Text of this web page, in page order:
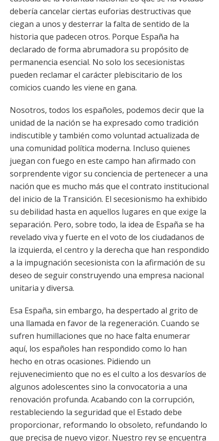
debería cancelar ciertas euforias destructivas que
ciegan a unos y desterrar la falta de sentido de la
historia que padecen otros. Porque España ha
declarado de forma abrumadora su propósito de
permanencia esencial. No solo los secesionistas
pueden reclamar el carácter plebiscitario de los
comicios cuando les viene en gana.
Nosotros, todos los españoles, podemos decir que la
unidad de la nación se ha expresado como tradición
indiscutible y también como voluntad actualizada de
una comunidad política moderna. Incluso quienes
juegan con fuego en este campo han afirmado con
sorprendente vigor su conciencia de pertenecer a una
nación que es mucho más que el contrato institucional
del inicio de la Transición. El secesionismo ha exhibido
su debilidad hasta en aquellos lugares en que exige la
separación. Pero, sobre todo, la idea de España se ha
revelado viva y fuerte en el voto de los ciudadanos de
la izquierda, el centro y la derecha que han respondido
a la impugnación secesionista con la afirmación de su
deseo de seguir construyendo una empresa nacional
unitaria y diversa.
Esa España, sin embargo, ha despertado al grito de
una llamada en favor de la regeneración. Cuando se
sufren humillaciones que no hace falta enumerar
aquí, los españoles han respondido como lo han
hecho en otras ocasiones. Pidiendo un
rejuvenecimiento que no es el culto a los desvaríos de
algunos adolescentes sino la convocatoria a una
renovación profunda. Acabando con la corrupción,
restableciendo la seguridad que el Estado debe
proporcionar, reformando lo obsoleto, refundando lo
que precisa de nuevo vigor. Nuestro rey se encuentra